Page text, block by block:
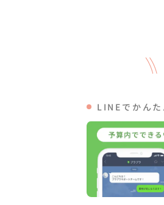
-+-+-+-+-+-+-+-
＜11:30～14:30
11:10 レストプラ
11:30 受付など諸
ていく）
12:00 ピッチイン
13:00 ピッチア
14:00 撮影終了し
14:30 スタジアム
LINEでかんた